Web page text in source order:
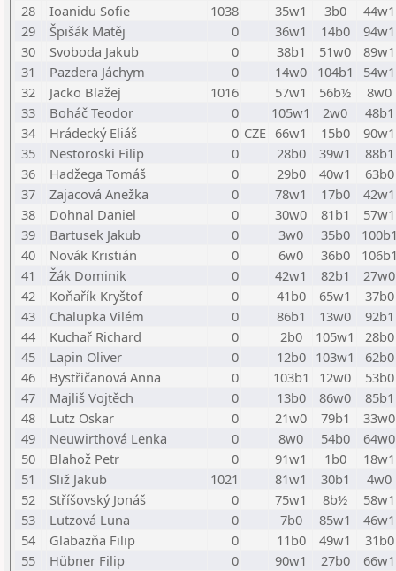
28
Ioanidu Sofie 1038 35w1 3b0
44w1
29
Špišák Matěj 0 36w1 14b0
94w1
30
Svoboda Jakub 0 38b1 51w0
89w1
31
Pazdera Jáchym 0 14w0 104b1
54w1
32
Jacko Blažej 1016 57w1 56b½
8w0
33
Boháč Teodor 0 105w1 2w0
48b1
34
Hrádecký Eliáš 0 CZE 66w1 15b0
90w1
35
Nestoroski Filip 0 28b0 39w1
88b1
36
Hadžega Tomáš 0 29b0 40w1
63b0
37
Zajacová Anežka 0 78w1 17b0
42w1
38
Dohnal Daniel 0 30w0 81b1
57w1
39
Bartusek Jakub 0 3w0 35b0
40
Novák Kristián 0 6w0 36b0
41
Žák Dominik 0 42w1 82b1
27w0
42
Koňařík Kryštof 0 41b0 65w1
37b0
43
Chalupka Vilém 0 86b1 13w0
92b1
44
Kuchař Richard 0 2b0 105w1
28b0
45
Lapin Oliver 0 12b0 103w1
62b0
46
Bystřičanová Anna 0 103b1 12w0
53b0
47
Majliš Vojtěch 0 13b0 86w0
85b1
48
Lutz Oskar 0 21w0 79b1
33w0
49
Neuwirthová Lenka 0 8w0 54b0
64w0
50
Blahož Petr 0 91w1 1b0
18w1
51
Sliž Jakub 1021 81w1 30b1
4w0
52
Stříšovský Jonáš 0 75w1 8b½
58w1
53
Lutzová Luna 0 7b0 85w1
46w1
54
Glabazňa Filip 0 11b0 49w1
31b0
55
Hübner Filip 0 90w1 27b0
66w1